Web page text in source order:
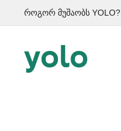
როგორ მუშაობს YOLO?